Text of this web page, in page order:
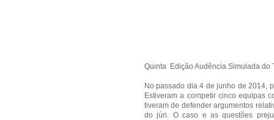
Quinta Edição Audência Simulada do
No passado dia 4 de junho de 2014,
Estiveram a competir cinco equipas
tiveram de defender argumentos
do júri. O caso e as questões